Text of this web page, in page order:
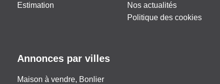
Estimation
Nos actualités
Politique des cookies
Annonces par villes
Maison à vendre, Bonlier